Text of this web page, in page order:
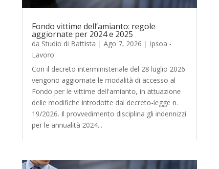
Fondo vittime dell’amianto: regole
aggiornate per 2024 e 2025
da Studio di Battista | Ago 7, 2026 | Ipsoa -
Lavoro
Con il decreto interministeriale del 28 luglio 2026
vengono aggiornate le modalità di accesso al
Fondo per le vittime dell'amianto, in attuazione
delle modifiche introdotte dal decreto-legge n.
19/2026. Il provvedimento disciplina gli indennizzi
per le annualità 2024...